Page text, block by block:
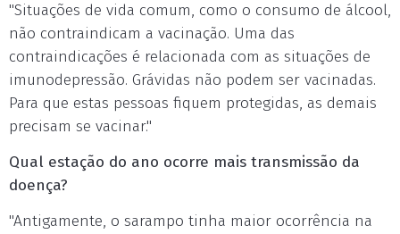
"Situações de vida comum, como o consumo de álcool,
não contraindicam a vacinação. Uma das
contraindicações é relacionada com as situações de
imunodepressão. Grávidas não podem ser vacinadas.
Para que estas pessoas fiquem protegidas, as demais
precisam se vacinar."
Qual estação do ano ocorre mais transmissão da
doença?
"Antigamente, o sarampo tinha maior ocorrência na